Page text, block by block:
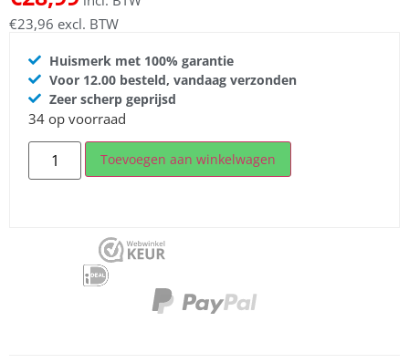
€23,96 excl. BTW
Huismerk met 100% garantie
Voor 12.00 besteld, vandaag verzonden
Zeer scherp geprijsd
34 op voorraad
Toevoegen aan winkelwagen